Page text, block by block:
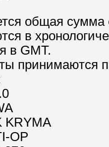
общая сумма
в
в GMT.
принимаются
KRYMA
OP